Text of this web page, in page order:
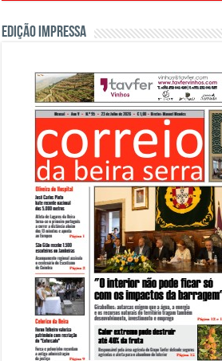
Edição Impressa